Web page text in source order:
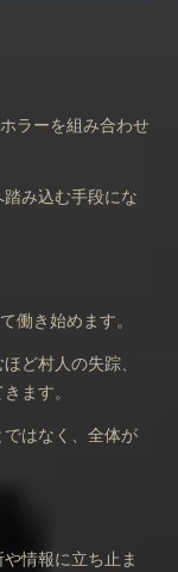
ラーを組み合わせ
み込む手段にな
働き始めます。
ど村人の失踪、
ます。
はなく、全体が
情報に立ち止ま